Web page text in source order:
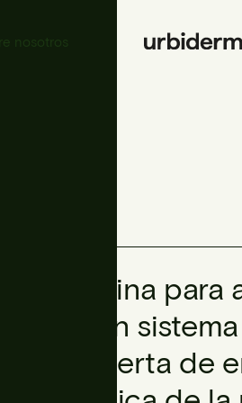
nosotros
Marquesina
ofrece un
una cubierta de